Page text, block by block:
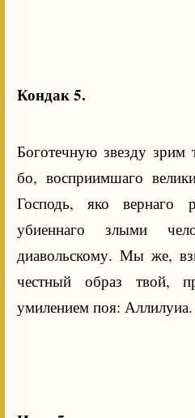
Кондак 5.
Боготечную звезду
бо, восприимшаго
Господь, яко вернаго
убиеннаго злыми
диавольскому. Мы же,
честный образ твой,
умилением поя: Аллилуиа.